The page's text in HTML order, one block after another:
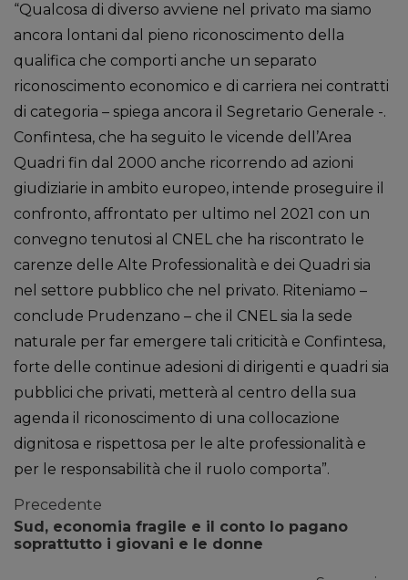
“Qualcosa di diverso avviene nel privato ma siamo
ancora lontani dal pieno riconoscimento della
qualifica che comporti anche un separato
riconoscimento economico e di carriera nei contratti
di categoria – spiega ancora il Segretario Generale -.
Confintesa, che ha seguito le vicende dell’Area
Quadri fin dal 2000 anche ricorrendo ad azioni
giudiziarie in ambito europeo, intende proseguire il
confronto, affrontato per ultimo nel 2021 con un
convegno tenutosi al CNEL che ha riscontrato le
carenze delle Alte Professionalità e dei Quadri sia
nel settore pubblico che nel privato. Riteniamo –
conclude Prudenzano – che il CNEL sia la sede
naturale per far emergere tali criticità e Confintesa,
forte delle continue adesioni di dirigenti e quadri sia
pubblici che privati, metterà al centro della sua
agenda il riconoscimento di una collocazione
dignitosa e rispettosa per le alte professionalità e
per le responsabilità che il ruolo comporta”.
Precedente
Sud, economia fragile e il conto lo pagano
soprattutto i giovani e le donne